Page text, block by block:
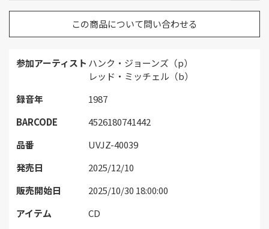
参加アーティスト ハンク・ジョーンズ（p）
レッド・ミッチェル（b）
録音年
1987
BARCODE
4526180741442
品番
UVJZ-40039
発売日
2025/12/10
販売開始日
2025/10/30 18:00:00
アイテム
CD
この商品について問い合わせる